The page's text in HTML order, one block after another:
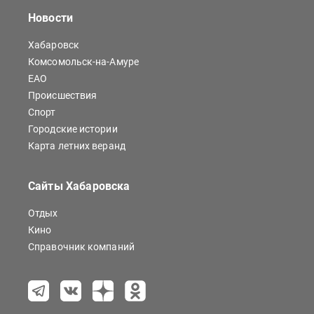
Новости
Хабаровск
Комсомольск-на-Амуре
ЕАО
Происшествия
Спорт
Городские истории
Карта летних веранд
Сайты Хабаровска
Отдых
Кино
Справочник компаний